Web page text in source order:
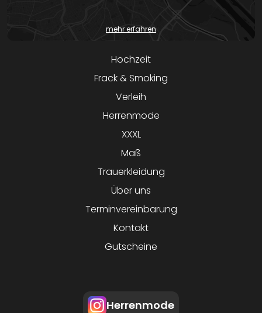
mehr erfahren
Hochzeit
Frack & Smoking
Verleih
Herrenmode
XXXL
Maß
Trauerkleidung
Über uns
Terminvereinbarung
Kontakt
Gutscheine
Herrenmode